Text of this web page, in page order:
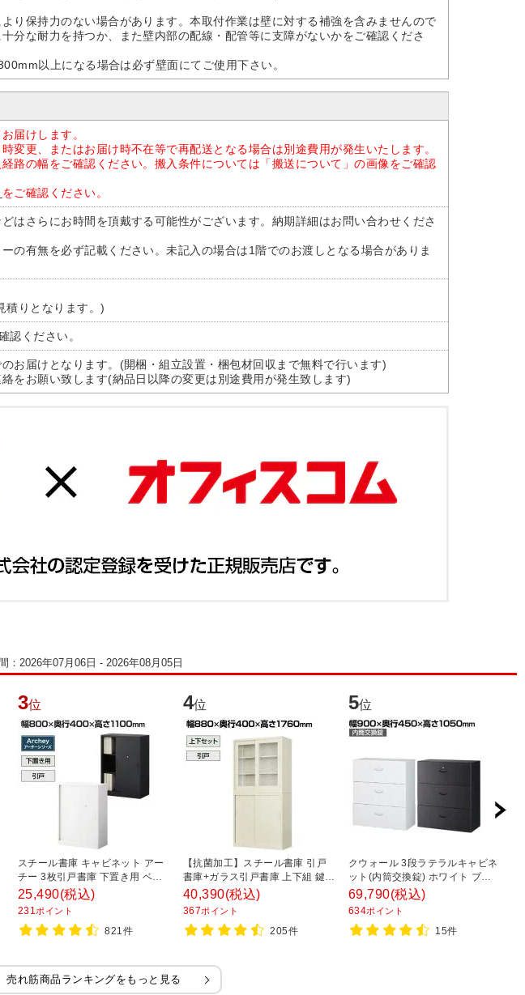
り保持力のない場合があります。本取付作業は壁に対する補強を含みませんので
分な耐力を持つか、また壁内部の配線・配管等に支障がないかをご確認くださ
以上になる場合は必ず壁面にてご使用下さい。
届けします。
変更、またはお届け時不在等で再配送となる場合は別途費用が発生いたします。
路の幅をご確認ください。搬入条件については「搬送について」の画像をご確認
をご確認ください。
はさらにお時間を頂戴する可能性がございます。納期詳細はお問い合わせくださ
の有無を必ず記載ください。未記入の場合は1階でのお渡しとなる場合がありま
積りとなります。)
認ください。
お届けとなります。(開梱・組立設置・梱包材回収まで無料で行います)
をお願い致します(納品日以降の変更は別途費用が発生致します)
：2026年07月06日 - 2026年08月05日
3位
スチール書庫 キャビネット アー
チー 3枚引戸書庫 下置き用 ベー
ス付き 幅800×奥行400×高さ
1100mm
25,490(税込)
231ポイント
821件
4位
【抗菌加工】スチール書庫 引戸
書庫+ガラス引戸書庫 上下組 鍵付
き オフィス キャビネット 国産 完
成品 【SIAA】
40,390(税込)
367ポイント
205件
5位
クウォール 3段ラテラルキャビネ
ット(内筒交換錠) ホワイト ブラ
ック 幅900×奥行450×高さ
1050mm/RW45-310D RK45-
310D 【国産】 【完成品】
69,790(税込)
634ポイント
15件
売れ筋商品ランキングをもっと見る